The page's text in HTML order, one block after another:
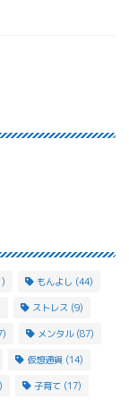
もんよし (44)
ストレス (9)
メンタル(87)
仮想通貨 (14)
子育て (17)